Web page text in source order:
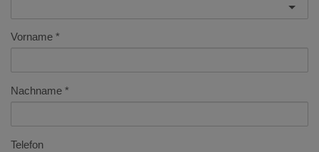
Vorname
Nachname
Telefon